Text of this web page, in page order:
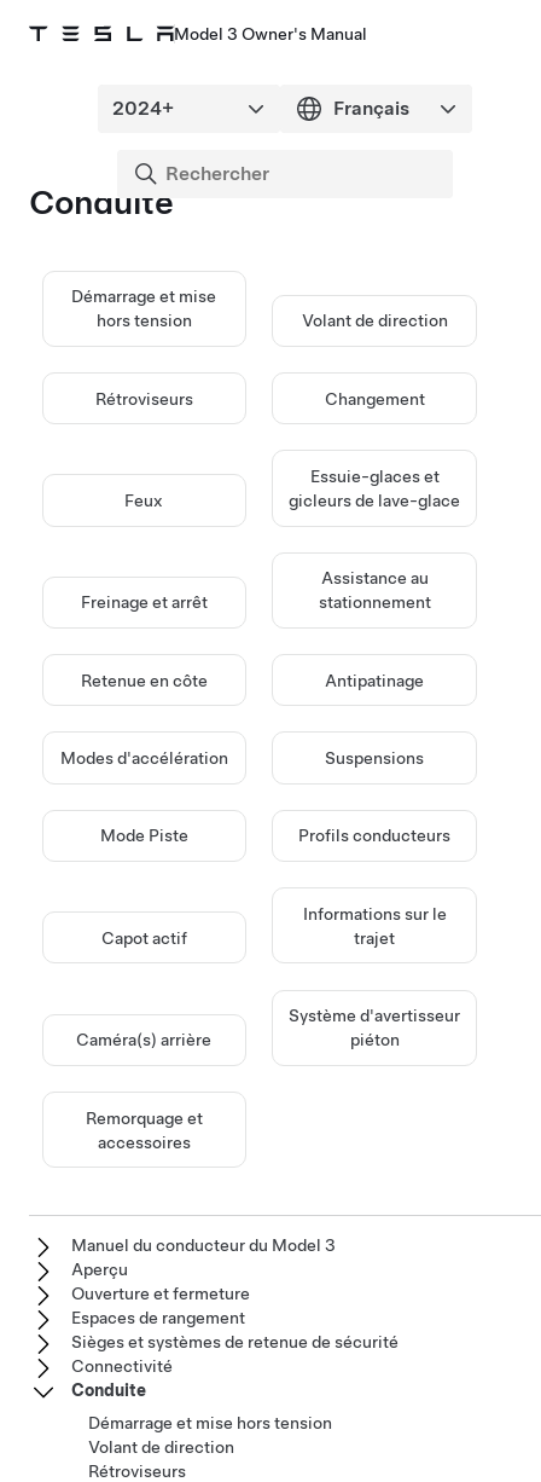
Model 3 Owner's Manual
Conduite
Démarrage et mise
hors tension
Volant de direction
Rétroviseurs Changement
Feux
Essuie-glaces et
gicleurs de lave-glace
Freinage et arrêt
Assistance au
stationnement
Retenue en côte Antipatinage
Modes d'accélération Suspensions
Mode Piste Profils conducteurs
Capot actif
Informations sur le
trajet
Caméra(s) arrière
Système d'avertisseur
piéton
Remorquage et
accessoires
Manuel du conducteur du Model 3
Aperçu
Ouverture et fermeture
Espaces de rangement
Sièges et systèmes de retenue de sécurité
Connectivité
Conduite
Démarrage et mise hors tension
Volant de direction
Rétroviseurs